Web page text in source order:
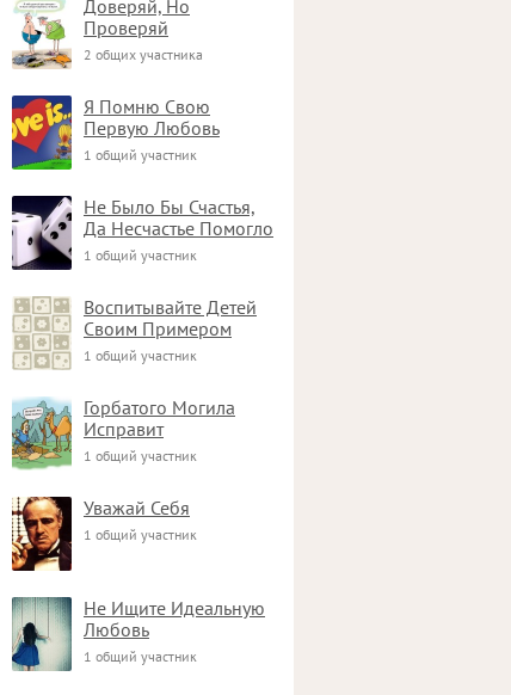
Доверяй, Но
Проверяй
2 общих участника
Я Помню Свою
Первую Любовь
1 общий участник
Не Было Бы Счастья,
Да Несчастье Помогло
1 общий участник
Воспитывайте Детей
Своим Примером
1 общий участник
Горбатого Могила
Исправит
1 общий участник
Уважай Себя
1 общий участник
Не Ищите Идеальную
Любовь
1 общий участник